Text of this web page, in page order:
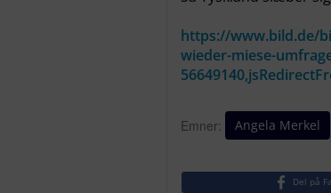
https://www.bild.de/
wieder-miese-
Emner: Angela Merkel
Del på